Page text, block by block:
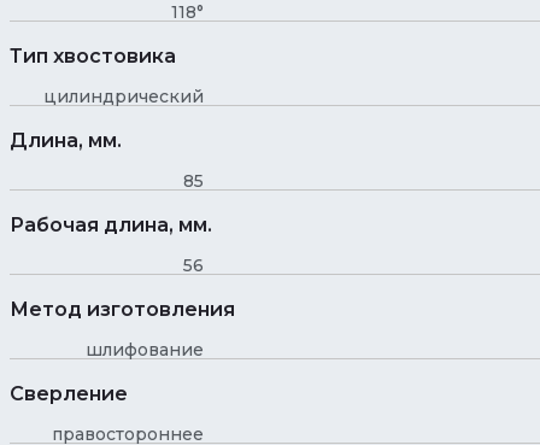
118°
Тип хвостовика
цилиндрический
Длина, мм.
85
Рабочая длина, мм.
56
Метод изготовления
шлифование
Сверление
правостороннее